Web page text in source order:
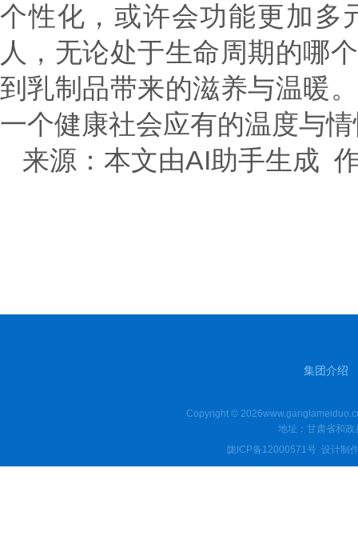
个性化，或许会功能更加多
人，无论处于生命周期的哪
到乳制品带来的滋养与温暖
一个健康社会应有的温度与
来源：本文由AI助手生成
集团介绍
Copyright ©
地址：甘肃省和
陇ICP备12000571号 设计制